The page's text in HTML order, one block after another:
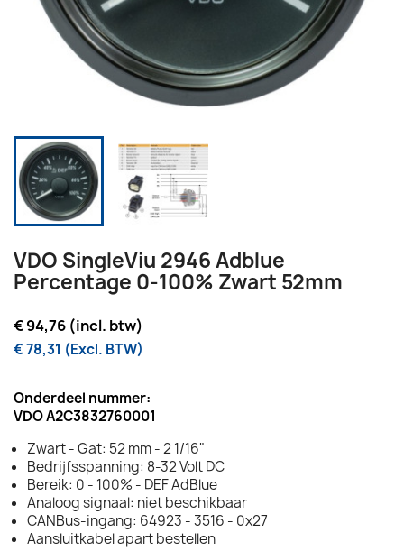
VDO SingleViu 2946 Adblue
Percentage 0-100% Zwart 52mm
€ 94,76 (incl. btw)
€ 78,31 (Excl. BTW)
Onderdeel nummer:
VDO A2C3832760001
Zwart - Gat: 52 mm - 2 1/16"
Bedrijfsspanning: 8-32 Volt DC
Bereik: 0 - 100% - DEF AdBlue
Analoog signaal: niet beschikbaar
CANBus-ingang: 64923 - 3516 - 0x27
Aansluitkabel apart bestellen